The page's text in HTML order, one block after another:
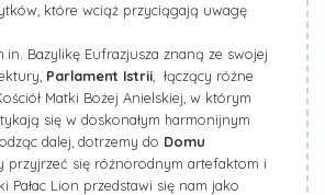
które wciąż przyciągają uwagę
Bazylikę Eufrazjusza znaną ze swojej
Parlament Istrii , łączący różne
Matki Bożej Anielskiej, w którym
się w doskonałym harmonijnym
dalej, dotrzemy do Domu
przyjrzeć się różnorodnym artefaktom i
Pałac Lion przedstawi się nam jako